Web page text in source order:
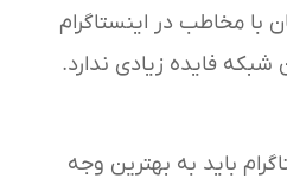
با مخاطب در اینستاگرام
شبکه فایده زیادی ندارد.
باید به بهترین وجه